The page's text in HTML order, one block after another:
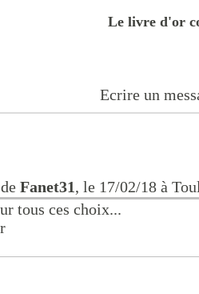
Le livre d'or
Ecrire un
Fanet31, le 17/02/18 à
tous ces choix...